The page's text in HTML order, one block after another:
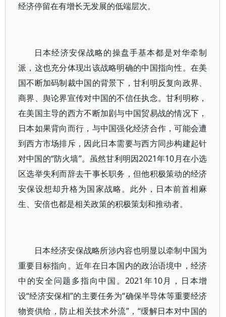
经济停留在有增长无发展的低端层次。
日本经济安保战略的操盘手基本都是对华牵制
派，这也充分体现出该战略明确的中国指向性。在美
国不断加码制裁中国的背景下，甘利明反复向政界、
商界、舆论界宣传对中国的不信任执念。甘利明称，
在美国主导的西方不断加剧与中国贸易战的情况下，
日本如果背向而行，与中国强化经济合作，可能会遭
到西方市场排斥，因此日本需要与西方同步构建起针
对中国的“防火墙”。虽然甘利明因2021年10月在小选
区选举失利而辞去干事长职务，但他积极策动的经济
安保设想却升格为国家战略。此外，日本前首相麻
生、安倍也都是相关政策的积极策划和推动者。
日本经济安保战略所涉内容也明显以牵制中国为
重要目标指向。近年在日本国内的政治语境中，经济
中的安全问题多指向中国。2021年10月，日本增
设“经济安保相”的主要任务为“确保半导体等重要经济
物资供给，防止相关技术外流”，“缓解日本对中国的